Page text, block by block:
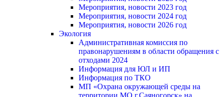
Мероприятия, новости 2023 год
Мероприятия, новости 2024 год
Мероприятия, новости 2026 год
Экология
Административная комиссия по
правонарушениям в области обращения с
отходами 2024
Информация для ЮЛ и ИП
Информация по ТКО
МП «Охрана окружающей среды на